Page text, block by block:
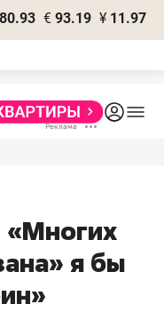
80.93 € 93.19 ¥ 11.97
«Многих
я бы